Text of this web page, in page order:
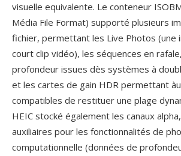
visuelle equivalente. Le conteneur
Média File Format) supporté plusieurs
fichier, permettant les Live Photos (une
court clip vidéo), les séquences en
profondeur issues dès systèmes à
et les cartes de gain HDR permettant
compatibles de restituer une plage
HEIC stocké également les canaux
auxiliaires pour les fonctionnalités de
computationnelle (données de